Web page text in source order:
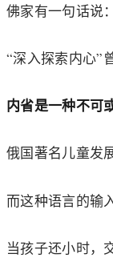
佛家有一句话说
“深入探索内心”
内省是一种不可
俄国著名儿童发
而这种语言的输
当孩子还小时，